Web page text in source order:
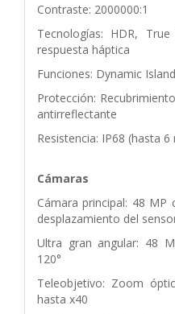
Contraste: 2000000:1
Tecnologías: HDR,
respuesta háptica
Funciones: Dynamic
Protección:
antirreflectante
Resistencia: IP68 (hasta
Cámaras
Cámara principal: 48
desplazamiento del
Ultra gran angular: 48
120°
Teleobjetivo: Zoom
hasta x40